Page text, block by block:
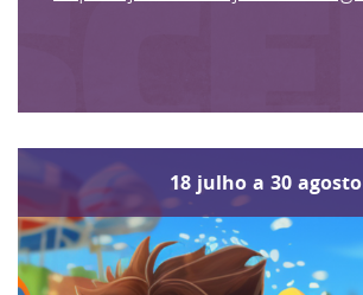
18 julho a 30 agosto